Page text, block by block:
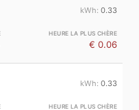
0.33
€ 0.06
0.33